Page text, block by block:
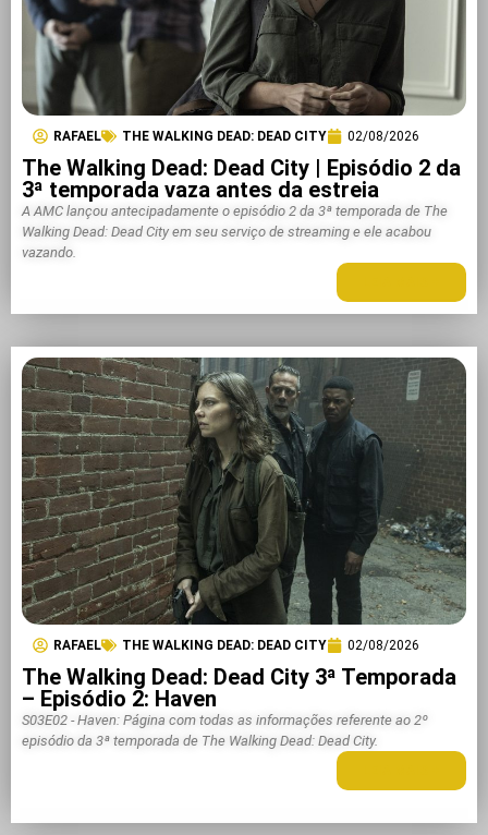
RAFAEL THE WALKING DEAD: DEAD CITY 02/08/2026
The Walking Dead: Dead City | Episódio 2 da
3ª temporada vaza antes da estreia
A AMC lançou antecipadamente o episódio 2 da 3ª temporada de The
Walking Dead: Dead City em seu serviço de streaming e ele acabou
vazando.
RAFAEL THE WALKING DEAD: DEAD CITY 02/08/2026
The Walking Dead: Dead City 3ª Temporada
– Episódio 2: Haven
S03E02 - Haven: Página com todas as informações referente ao 2º
episódio da 3ª temporada de The Walking Dead: Dead City.